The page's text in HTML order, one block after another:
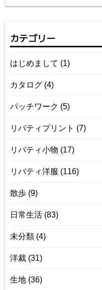
カテゴリー
はじめまして (1)
カタログ (4)
パッチワーク (5)
リバティプリント (7)
リバティ小物 (17)
リバティ洋服 (116)
散歩 (9)
日常生活 (83)
未分類 (4)
洋裁 (31)
生地 (36)